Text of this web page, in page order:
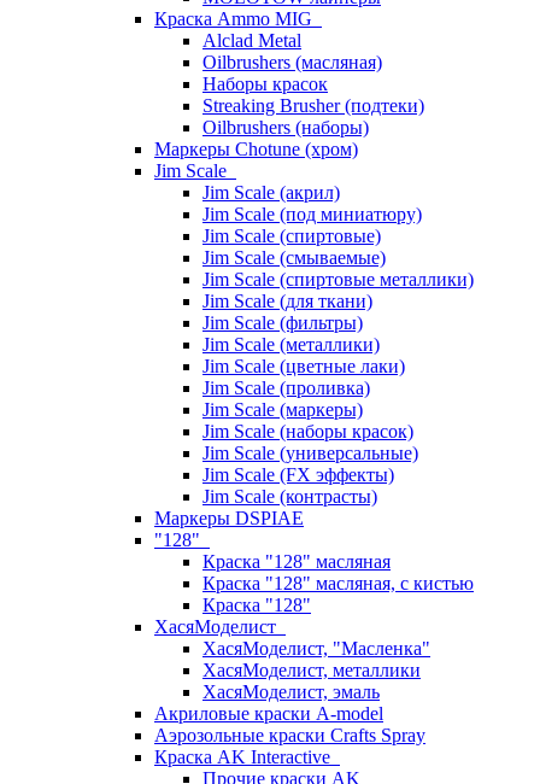
Краска Ammo MIG
Alclad Metal
Oilbrushers (масляная)
Наборы красок
Streaking Brusher (подтеки)
Oilbrushers (наборы)
Маркеры Chotune (хром)
Jim Scale
Jim Scale (акрил)
Jim Scale (под миниатюру)
Jim Scale (спиртовые)
Jim Scale (смываемые)
Jim Scale (спиртовые металлики)
Jim Scale (для ткани)
Jim Scale (фильтры)
Jim Scale (металлики)
Jim Scale (цветные лаки)
Jim Scale (проливка)
Jim Scale (маркеры)
Jim Scale (наборы красок)
Jim Scale (универсальные)
Jim Scale (FX эффекты)
Jim Scale (контрасты)
Маркеры DSPIAE
"128"
Краска "128" масляная
Краска "128" масляная, с кистью
Краска "128"
ХасяМоделист
ХасяМоделист, "Масленка"
ХасяМоделист, металлики
ХасяМоделист, эмаль
Акриловые краски A-model
Аэрозольные краски Crafts Spray
Краска AK Interactive
Прочие краски AK